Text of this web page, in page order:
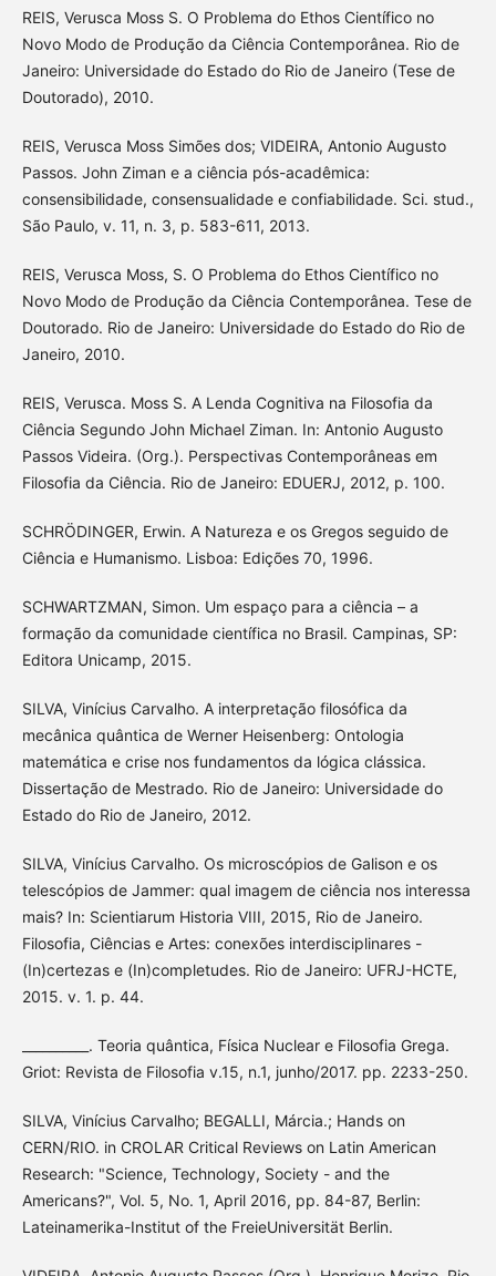
REIS, Verusca Moss S. O Problema do Ethos Científico no
Novo Modo de Produção da Ciência Contemporânea. Rio de
Janeiro: Universidade do Estado do Rio de Janeiro (Tese de
Doutorado), 2010.
REIS, Verusca Moss Simões dos; VIDEIRA, Antonio Augusto
Passos. John Ziman e a ciência pós-acadêmica:
consensibilidade, consensualidade e confiabilidade. Sci. stud.,
São Paulo, v. 11, n. 3, p. 583-611, 2013.
REIS, Verusca Moss, S. O Problema do Ethos Científico no
Novo Modo de Produção da Ciência Contemporânea. Tese de
Doutorado. Rio de Janeiro: Universidade do Estado do Rio de
Janeiro, 2010.
REIS, Verusca. Moss S. A Lenda Cognitiva na Filosofia da
Ciência Segundo John Michael Ziman. In: Antonio Augusto
Passos Videira. (Org.). Perspectivas Contemporâneas em
Filosofia da Ciência. Rio de Janeiro: EDUERJ, 2012, p. 100.
SCHRÖDINGER, Erwin. A Natureza e os Gregos seguido de
Ciência e Humanismo. Lisboa: Edições 70, 1996.
SCHWARTZMAN, Simon. Um espaço para a ciência – a
formação da comunidade científica no Brasil. Campinas, SP:
Editora Unicamp, 2015.
SILVA, Vinícius Carvalho. A interpretação filosófica da
mecânica quântica de Werner Heisenberg: Ontologia
matemática e crise nos fundamentos da lógica clássica.
Dissertação de Mestrado. Rio de Janeiro: Universidade do
Estado do Rio de Janeiro, 2012.
SILVA, Vinícius Carvalho. Os microscópios de Galison e os
telescópios de Jammer: qual imagem de ciência nos interessa
mais? In: Scientiarum Historia VIII, 2015, Rio de Janeiro.
Filosofia, Ciências e Artes: conexões interdisciplinares -
(In)certezas e (In)completudes. Rio de Janeiro: UFRJ-HCTE,
2015. v. 1. p. 44.
__________. Teoria quântica, Física Nuclear e Filosofia Grega.
Griot: Revista de Filosofia v.15, n.1, junho/2017. pp. 2233-250.
SILVA, Vinícius Carvalho; BEGALLI, Márcia.; Hands on
CERN/RIO. in CROLAR Critical Reviews on Latin American
Research: "Science, Technology, Society - and the
Americans?", Vol. 5, No. 1, April 2016, pp. 84-87, Berlin:
Lateinamerika-Institut of the FreieUniversität Berlin.